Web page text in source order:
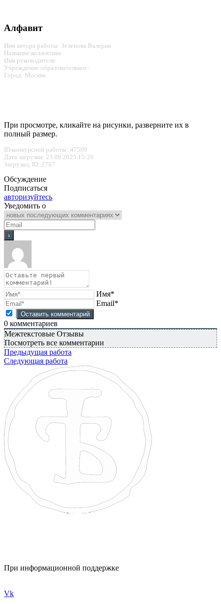
Алфавит
Имя автора работы: Зеленова Валерия
Название коллектива:
Имя руководителя:
Учреждение образовательное:
Город: Москва
При просмотре, кликайте на рисунки, разверните их в
полный размер.
ID конкурсной работы: 47509
Дата загрузки: 23.09.2025 15:26
Загрузил, ID: 2787
Обсуждение
Подписаться
авторизуйтесь
Уведомить о
Имя*
Email*
0 комментариев
Межтекстовые Отзывы
Посмотреть все комментарии
Предыдущая работа
Следующая работа
При информационной поддержке
Vk